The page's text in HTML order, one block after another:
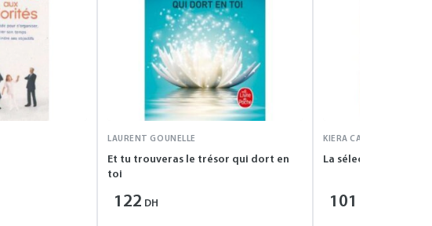
LAURENT GOUNELLE
Et tu trouveras le trésor qui dort en
toi
122 DH
KIERA CASS
La sélection – Tome 2
101